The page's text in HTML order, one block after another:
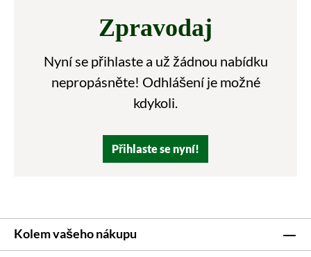
Zpravodaj
Nyní se přihlaste a už žádnou nabídku
nepropásněte! Odhlášení je možné
kdykoli.
Přihlaste se nyní!
Kolem vašeho nákupu